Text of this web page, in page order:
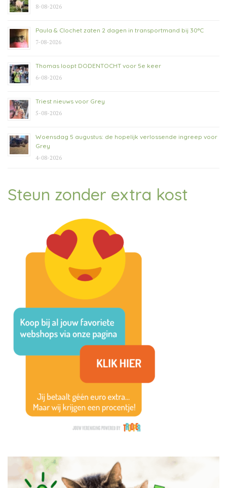
8-08-2026
Paula & Clochet zaten 2 dagen in transportmand bij 30°C
7-08-2026
Thomas loopt DODENTOCHT voor 5e keer
6-08-2026
Triest nieuws voor Grey
5-08-2026
Woensdag 5 augustus: de hopelijk verlossende ingreep voor
Grey
4-08-2026
Steun zonder extra kost